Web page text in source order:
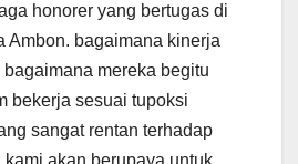
honorer yang bertugas di
Ambon. bagaimana kinerja
mereka begitu
bekerja sesuai tupoksi
sangat rentan terhadap